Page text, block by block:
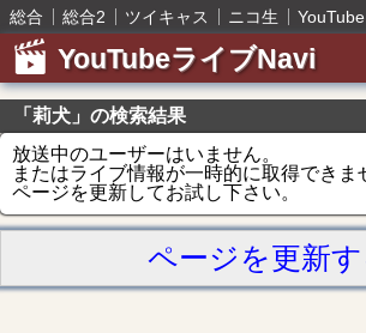
総合 総合2 ツイキャス ニコ生
YouTubeライブNavi
「莉犬」の検索結果
放送中のユーザーはいません。
またはライブ情報が一時的に取得できま
ページを更新してお試し下さい。
ページを更新す